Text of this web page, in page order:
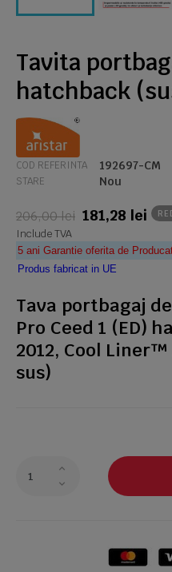
Tavita
hatchback
COD REFERINTA 192697-CM
STARE Nou
206,00 lei 181,28 lei
Include TVA
5 ani Garantie oferita de
Produs fabricat in UE
Tava portbagaj
Pro Ceed 1 (ED)
2012, Cool
sus)